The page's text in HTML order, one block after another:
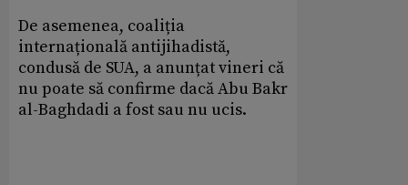
De asemenea, coaliția
internațională antijihadistă,
condusă de SUA, a anunțat vineri că
nu poate să confirme dacă Abu Bakr
al-Baghdadi a fost sau nu ucis.